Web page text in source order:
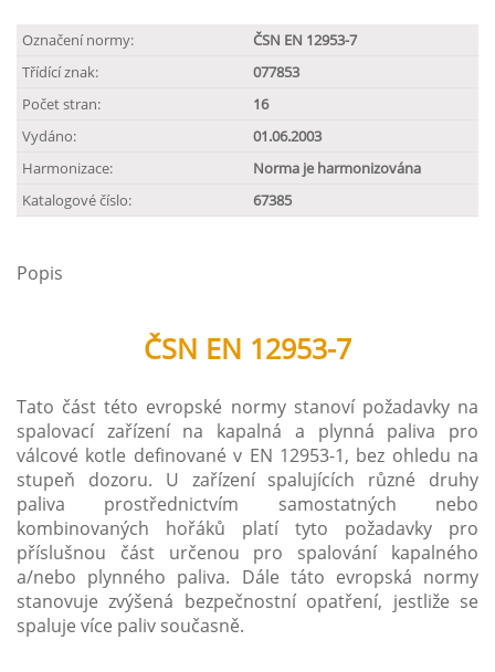
Označení normy:
ČSN EN 12953-7
Třídící znak:
077853
Počet stran:
16
Vydáno:
01.06.2003
Harmonizace:
Norma je harmonizována
Katalogové číslo:
67385
Popis
ČSN EN 12953-7
Tato část této evropské normy stanoví požadavky na
spalovací zařízení na kapalná a plynná paliva pro
válcové kotle definované v EN 12953-1, bez ohledu na
stupeň dozoru. U zařízení spalujících různé druhy
paliva prostřednictvím samostatných nebo
kombinovaných hořáků platí tyto požadavky pro
příslušnou část určenou pro spalování kapalného
a/nebo plynného paliva. Dále táto evropská normy
stanovuje zvýšená bezpečnostní opatření, jestliže se
spaluje více paliv současně.